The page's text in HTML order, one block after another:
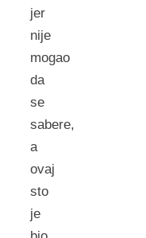
jer
nije
mogao
da
se
sabere,
a
ovaj
sto
je